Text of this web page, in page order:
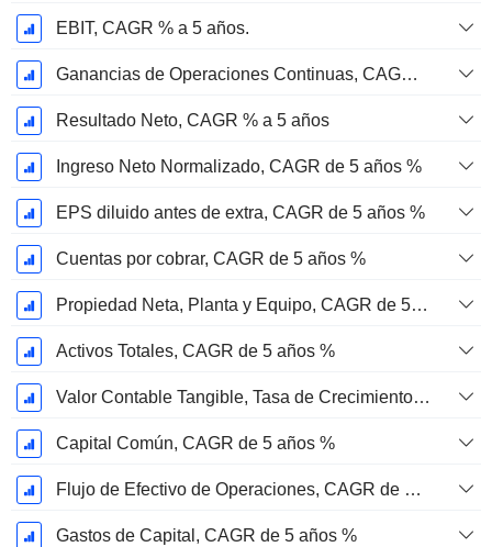
EBIT, CAGR % a 5 años.
Ganancias de Operaciones Continuas, CAGR de 5 Años %
Resultado Neto, CAGR % a 5 años
Ingreso Neto Normalizado, CAGR de 5 años %
EPS diluido antes de extra, CAGR de 5 años %
Cuentas por cobrar, CAGR de 5 años %
Propiedad Neta, Planta y Equipo, CAGR de 5 años %
Activos Totales, CAGR de 5 años %
Valor Contable Tangible, Tasa de Crecimiento Anual Compuesta de 5 Años %
Capital Común, CAGR de 5 años %
Flujo de Efectivo de Operaciones, CAGR de 5 Años %
Gastos de Capital, CAGR de 5 años %